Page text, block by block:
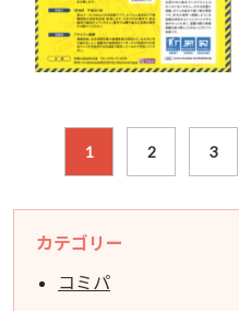
1 2 3
カテゴリー
コミパ